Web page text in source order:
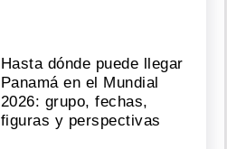
Hasta dónde puede llegar
Panamá en el Mundial
2026: grupo, fechas,
figuras y perspectivas